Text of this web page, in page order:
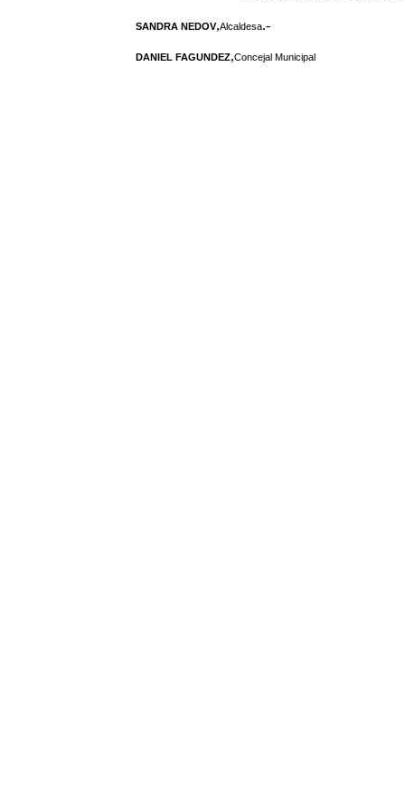
SANDRA NEDOV,Alcaldesa.-
DANIEL FAGUNDEZ,Concejal Municipal